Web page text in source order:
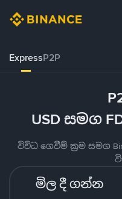
ExpressP2P
USD සමග
විවිධ ගෙවීම් ක්‍රම සමග
මිල දී ගන්න